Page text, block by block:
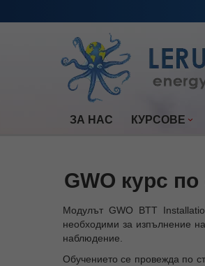
ЗА НАС КУРСОВЕ
GWO курс
Модулът GWO BTT
необходими за изпълнение
наблюдение.
Обучението се провежда по